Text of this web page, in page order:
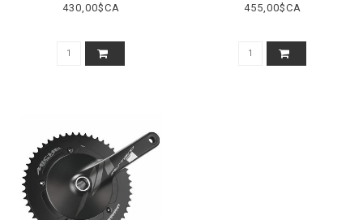
430,00$CA 455,00$CA